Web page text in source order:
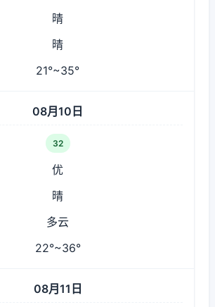
晴
晴
21°~35°
08月10日
32
优
晴
多云
22°~36°
08月11日